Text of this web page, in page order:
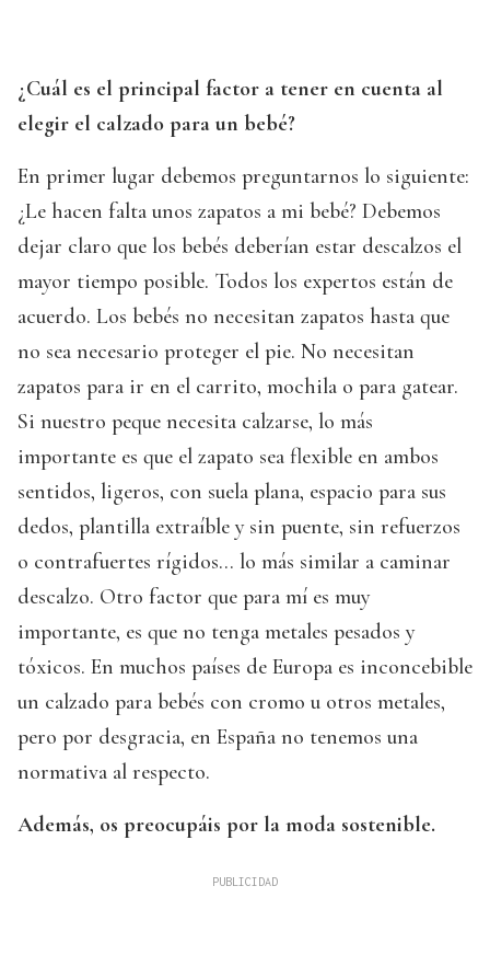
¿Cuál es el principal factor a tener en cuenta al
elegir el calzado para un bebé?
En primer lugar debemos preguntarnos lo siguiente:
¿Le hacen falta unos zapatos a mi bebé? Debemos
dejar claro que los bebés deberían estar descalzos el
mayor tiempo posible. Todos los expertos están de
acuerdo. Los bebés no necesitan zapatos hasta que
no sea necesario proteger el pie. No necesitan
zapatos para ir en el carrito, mochila o para gatear.
Si nuestro peque necesita calzarse, lo más
importante es que el zapato sea flexible en ambos
sentidos, ligeros, con suela plana, espacio para sus
dedos, plantilla extraíble y sin puente, sin refuerzos
o contrafuertes rígidos… lo más similar a caminar
descalzo. Otro factor que para mí es muy
importante, es que no tenga metales pesados y
tóxicos. En muchos países de Europa es inconcebible
un calzado para bebés con cromo u otros metales,
pero por desgracia, en España no tenemos una
normativa al respecto.
Además, os preocupáis por la moda sostenible.